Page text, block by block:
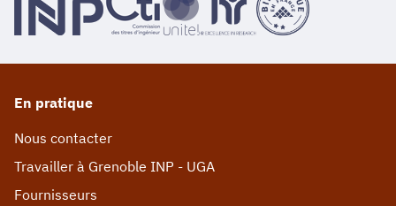
En pratique
Nous contacter
Travailler à Grenoble INP - UGA
Fournisseurs